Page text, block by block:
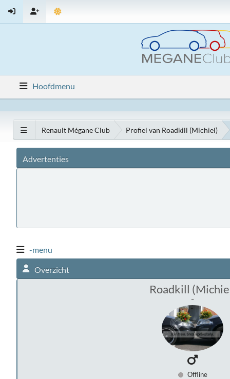
Hoofdmenu
Renault Mégane Club Profiel van Roadkill (Michiel)
Advertenties
-menu
Overzicht
Roadkill
-
Offline